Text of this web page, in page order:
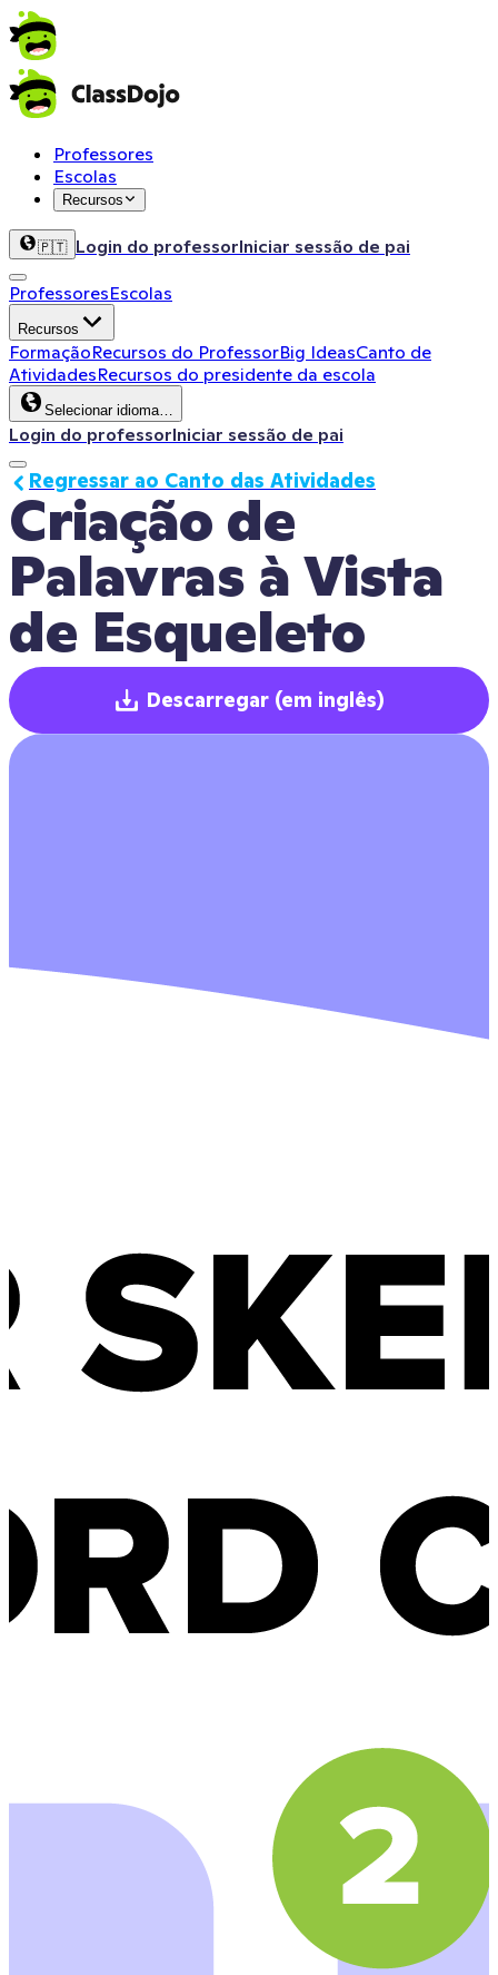
Professores
Escolas
Recursos
🇵🇹 Login do professorIniciar sessão de pai
ProfessoresEscolas
Recursos
FormaçãoRecursos do ProfessorBig IdeasCanto de
AtividadesRecursos do presidente da escola
Selecionar idioma…
Login do professorIniciar sessão de pai
Criação de
Palavras à Vista
de Esqueleto
Regressar ao Canto das Atividades
Descarregar (em inglês)